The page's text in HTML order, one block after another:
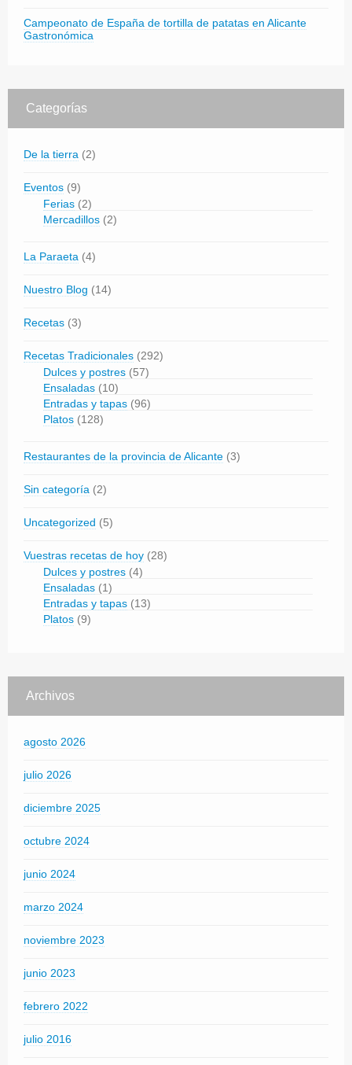
Campeonato de España de tortilla de patatas en Alicante
Gastronómica
Categorías
De la tierra (2)
Eventos (9)
Ferias (2)
Mercadillos (2)
La Paraeta (4)
Nuestro Blog (14)
Recetas (3)
Recetas Tradicionales (292)
Dulces y postres (57)
Ensaladas (10)
Entradas y tapas (96)
Platos (128)
Restaurantes de la provincia de Alicante (3)
Sin categoría (2)
Uncategorized (5)
Vuestras recetas de hoy (28)
Dulces y postres (4)
Ensaladas (1)
Entradas y tapas (13)
Platos (9)
Archivos
agosto 2026
julio 2026
diciembre 2025
octubre 2024
junio 2024
marzo 2024
noviembre 2023
junio 2023
febrero 2022
julio 2016